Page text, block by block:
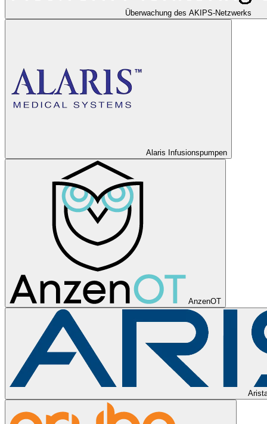
Überwachung des AKIPS-Netzwerks
Alaris Infusionspumpen
AnzenOT